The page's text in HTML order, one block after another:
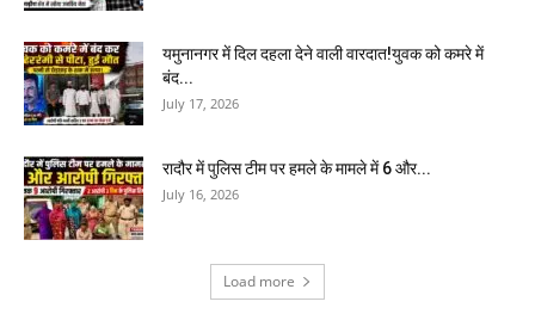
यमुनानगर में दिल दहला देने वाली वारदात!युवक को कमरे में
बंद...
July 17, 2026
रादौर में पुलिस टीम पर हमले के मामले में 6 और...
July 16, 2026
Load more